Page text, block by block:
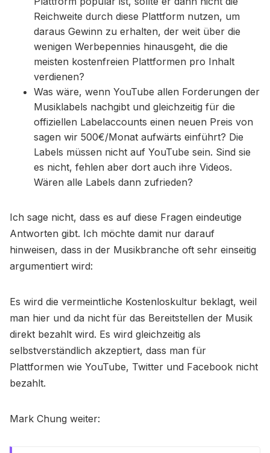
Reichweite durch diese Plattform nutzen, um
daraus Gewinn zu erhalten, der weit über die
wenigen Werbepennies hinausgeht, die die
meisten kostenfreien Plattformen pro Inhalt
verdienen?
Was wäre, wenn YouTube allen Forderungen der
Musiklabels nachgibt und gleichzeitig für die
offiziellen Labelaccounts einen neuen Preis von
sagen wir 500€/Monat aufwärts einführt? Die
Labels müssen nicht auf YouTube sein. Sind sie
es nicht, fehlen aber dort auch ihre Videos.
Wären alle Labels dann zufrieden?
Ich sage nicht, dass es auf diese Fragen eindeutige
Antworten gibt. Ich möchte damit nur darauf
hinweisen, dass in der Musikbranche oft sehr einseitig
argumentiert wird:
Es wird die vermeintliche Kostenloskultur beklagt, weil
man hier und da nicht für das Bereitstellen der Musik
direkt bezahlt wird. Es wird gleichzeitig als
selbstverständlich akzeptiert, dass man für
Plattformen wie YouTube, Twitter und Facebook nicht
bezahlt.
Mark Chung weiter: